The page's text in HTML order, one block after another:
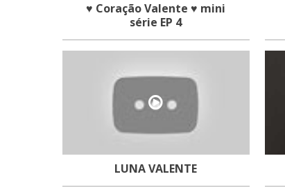
♥️ Coração Valente ♥️ mini
série EP 4
LUNA VALENTE